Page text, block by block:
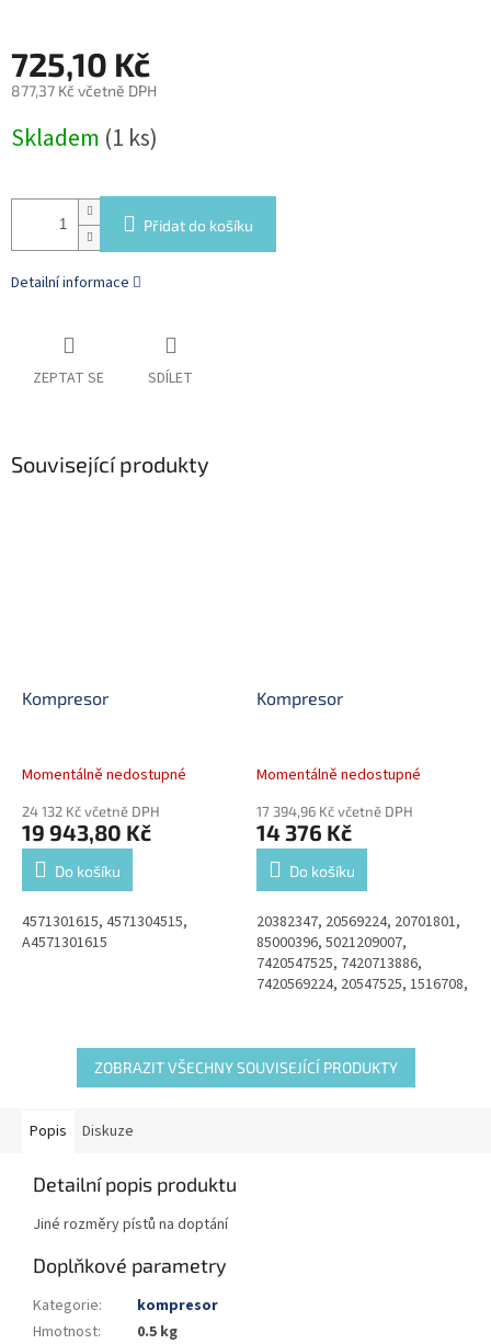
725,10 Kč
877,37 Kč včetně DPH
cena:
Skladem (1 ks)
Přidat do košíku
Detailní informace
ZEPTAT SE SDÍLET
Související produkty
Kompresor
Momentálně nedostupné
24 132 Kč včetně DPH
19 943,80 Kč
Do košíku
4571301615, 4571304515,
A4571301615
Kompresor
Momentálně nedostupné
17 394,96 Kč včetně DPH
14 376 Kč
Do košíku
20382347, 20569224, 20701801,
85000396, 5021209007,
7420547525, 7420713886,
7420569224, 20547525, 1516708,
ZOBRAZIT VŠECHNY SOUVISEJÍCÍ PRODUKTY
Popis Diskuze
Detailní popis produktu
Jiné rozměry pístů na doptání
Doplňkové parametry
Kategorie:
kompresor
Hmotnost:
0.5 kg